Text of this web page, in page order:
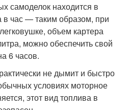
самоделок находится в
в час — таким образом, при
объем картера
можно обеспечить свой
6 часов.
не дымит и быстро
условиях моторное
этот вид топлива в